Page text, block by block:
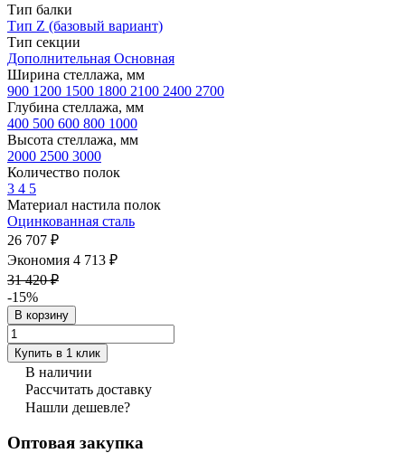
Тип балки
Тип Z (базовый вариант)
Тип секции
Дополнительная Основная
Ширина стеллажа, мм
900 1200 1500 1800 2100 2400 2700
Глубина стеллажа, мм
400 500 600 800 1000
Высота стеллажа, мм
2000 2500 3000
Количество полок
3 4 5
Материал настила полок
Оцинкованная сталь
26 707 ₽
Экономия 4 713 ₽
31 420 ₽
-15%
В корзину
Купить в 1 клик
В наличии
Рассчитать доставку
Нашли дешевле?
Оптовая закупка